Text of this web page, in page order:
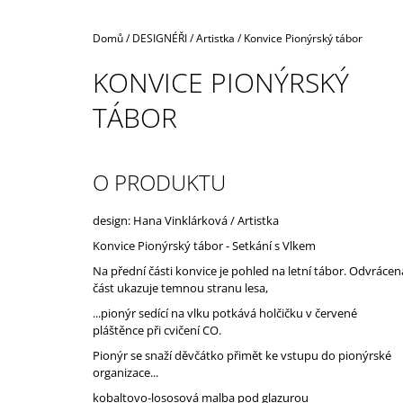
Domů/ DESIGNÉŘI/Artistka / Konvice Pionýrský tábor
KONVICE PIONÝRSKÝ
TÁBOR
O PRODUKTU
design: Hana Vinklárková / Artistka
Konvice Pionýrský tábor - Setkání s Vlkem
Na přední části konvice je pohled na letní tábor.
část ukazuje temnou stranu lesa,
...pionýr sedící na vlku potkává holčičku v červené
pláštěnce při cvičení CO.
Pionýr se snaží děvčátko přimět ke vstupu do pionýrské
organizace...
kobaltovo-lososová malba pod glazurou